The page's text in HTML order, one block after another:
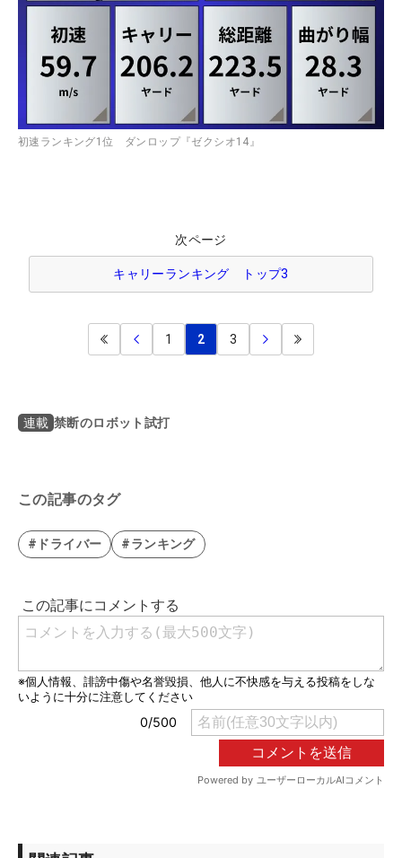
初速ランキング1位 ダンロップ『ゼクシオ14』
次ページ
キャリーランキング トップ3
1 2 3
連載 禁断のロボット試打
この記事のタグ
#ドライバー #ランキング